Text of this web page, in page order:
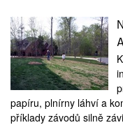
papíru, plnírny láhví a
příklady závodů silně